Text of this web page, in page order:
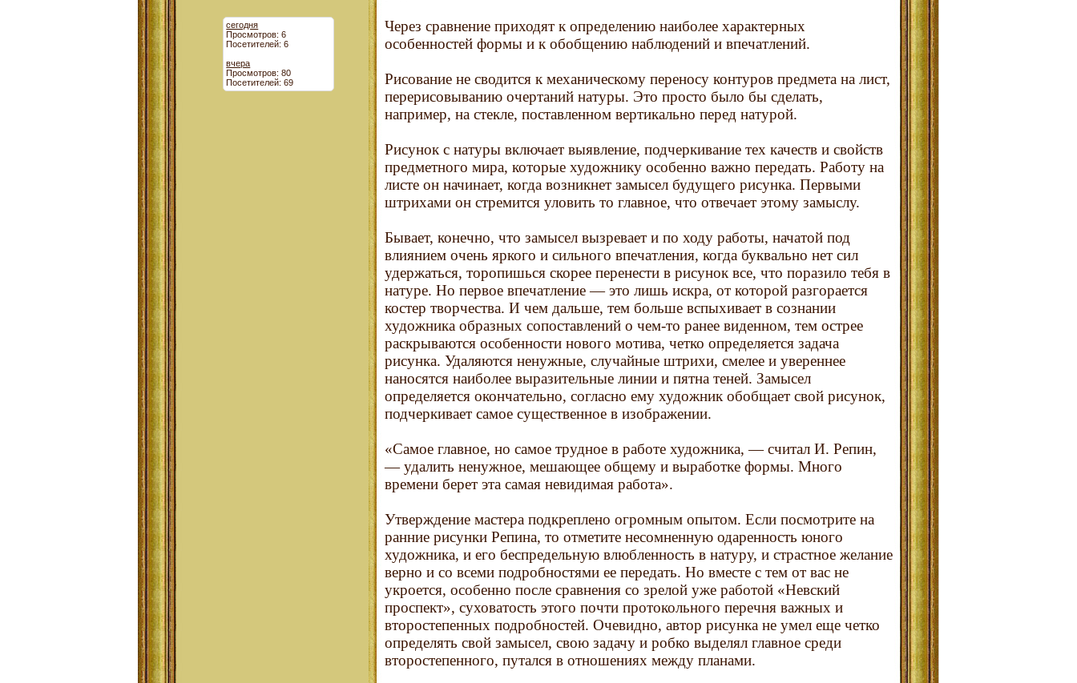
сегодня
Просмотров: 6
Посетителей: 6
вчера
Просмотров: 80
Посетителей: 69
Через сравнение приходят к определению наиболее характерных
особенностей формы и к обобщению наблюдений и впечатлений.
Рисование не сводится к механическому переносу контуров предмета на лист,
перерисовыванию очертаний натуры. Это просто было бы сделать,
например, на стекле, поставленном вертикально перед натурой.
Рисунок с натуры включает выявление, подчеркивание тех качеств и свойств
предметного мира, которые художнику особенно важно передать. Работу на
листе он начинает, когда возникнет замысел будущего рисунка. Первыми
штрихами он стремится уловить то главное, что отвечает этому замыслу.
Бывает, конечно, что замысел вызревает и по ходу работы, начатой под
влиянием очень яркого и сильного впечатления, когда буквально нет сил
удержаться, торопишься скорее перенести в рисунок все, что поразило тебя в
натуре. Но первое впечатление — это лишь искра, от которой разгорается
костер творчества. И чем дальше, тем больше вспыхивает в сознании
художника образных сопоставлений о чем-то ранее виденном, тем острее
раскрываются особенности нового мотива, четко определяется задача
рисунка. Удаляются ненужные, случайные штрихи, смелее и увереннее
наносятся наиболее выразительные линии и пятна теней. Замысел
определяется окончательно, согласно ему художник обобщает свой рисунок,
подчеркивает самое существенное в изображении.
«Самое главное, но самое трудное в работе художника, — считал И. Репин,
— удалить ненужное, мешающее общему и выработке формы. Много
времени берет эта самая невидимая работа».
Утверждение мастера подкреплено огромным опытом. Если посмотрите на
ранние рисунки Репина, то отметите несомненную одаренность юного
художника, и его беспредельную влюбленность в натуру, и страстное желание
верно и со всеми подробностями ее передать. Но вместе с тем от вас не
укроется, особенно после сравнения со зрелой уже работой «Невский
проспект», суховатость этого почти протокольного перечня важных и
второстепенных подробностей. Очевидно, автор рисунка не умел еще четко
определять свой замысел, свою задачу и робко выделял главное среди
второстепенного, путался в отношениях между планами.